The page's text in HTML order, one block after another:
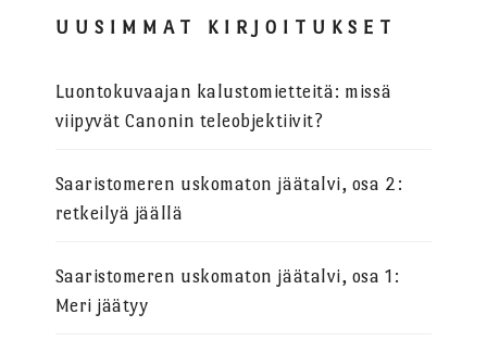
UUSIMMAT KIRJOITUKSET
Luontokuvaajan kalustomietteitä: missä
viipyvät Canonin teleobjektiivit?
Saaristomeren uskomaton jäätalvi, osa 2:
retkeilyä jäällä
Saaristomeren uskomaton jäätalvi, osa 1:
Meri jäätyy